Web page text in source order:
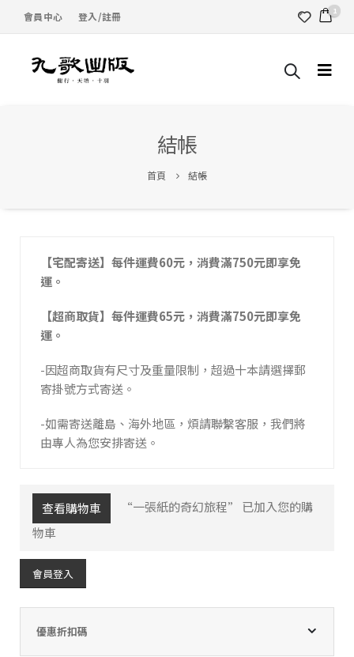
會員中心 登入/註冊 1
結帳
首頁 結帳
【宅配寄送】每件運費60元，消費滿750元即享免
運。
【超商取貨】每件運費65元，消費滿750元即享免
運。
-因超商取貨有尺寸及重量限制，超過十本請選擇郵
寄掛號方式寄送。
-如需寄送離島、海外地區，煩請聯繫客服，我們將
由專人為您安排寄送。
查看購物車
“一張紙的奇幻旅程” 已加入您的購
物車
會員登入
優惠折扣碼